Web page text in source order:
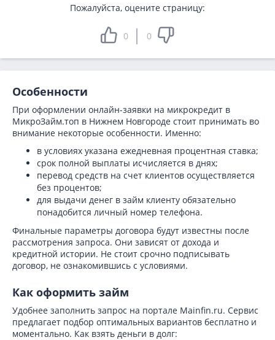
Пожалуйста, оцените страницу:
0 0
Особенности
При оформлении онлайн-заявки на микрокредит в
МикроЗайм.топ в Нижнем Новгороде стоит принимать во
внимание некоторые особенности. Именно:
в условиях указана ежедневная процентная ставка;
срок полной выплаты исчисляется в днях;
перевод средств на счет клиентов осуществляется
без процентов;
для выдачи денег в займ клиенту обязательно
понадобится личный номер телефона.
Финальные параметры договора будут известны после
рассмотрения запроса. Они зависят от дохода и
кредитной истории. Не стоит срочно подписывать
договор, не ознакомившись с условиями.
Как оформить займ
Удобнее заполнить запрос на портале Mainfin.ru. Сервис
предлагает подбор оптимальных вариантов бесплатно и
моментально. Как взять деньги в долг: